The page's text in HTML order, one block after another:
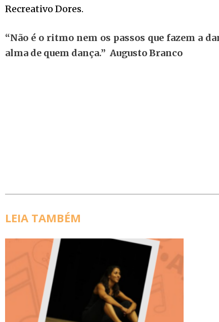
Recreativo Dores.
“Não é o ritmo nem os passos que fazem a
alma de quem dança.” Augusto Branco
LEIA TAMBÉM